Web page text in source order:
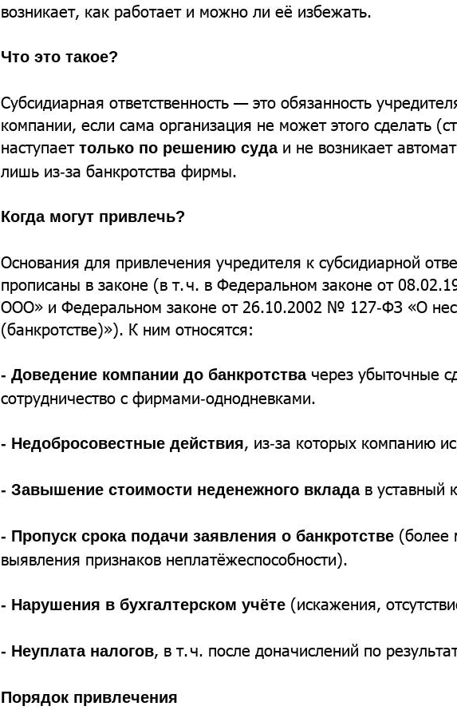
возникает, как работает и можно ли её избежать.
Что это такое?
Субсидиарная ответственность — это обязанность
компании, если сама организация не может этого сделать
наступает только по решению судаи не возникает
лишь из‑за банкротства фирмы.
Когда могут привлечь?
Основания для привлечения учредителя к субсидиарной
прописаны в законе (в т. ч. в Федеральном законе от
ООО» и Федеральном законе от 26.10.2002 № 127‑ФЗ «О
(банкротстве)»). К ним относятся:
- Доведение компании до банкротствачерез убыточные
сотрудничество с фирмами‑однодневками.
- Недобросовестные действия, из‑за которых компанию
- Завышение стоимости неденежного вкладав уставный
- Пропуск срока подачи заявления о банкротстве (более
выявления признаков неплатёжеспособности).
- Нарушения в бухгалтерском учёте (искажения,
- Неуплата налогов, в т. ч. после доначислений по
Порядок привлечения